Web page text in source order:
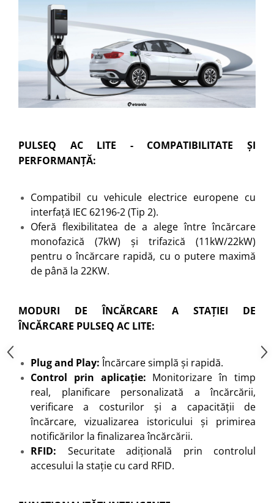
PULSEQ AC LITE - COMPATIBILITATE ȘI
PERFORMANȚĂ:
Compatibil cu vehicule electrice europene cu
interfață IEC 62196-2 (Tip 2).
Oferă flexibilitatea de a alege între încărcare
monofazică (7kW) și trifazică (11kW/22kW)
pentru o încărcare rapidă, cu o putere maximă
de până la 22KW.
MODURI DE ÎNCĂRCARE A STAȚIEI DE
ÎNCĂRCARE PULSEQ AC LITE:
Plug and Play:Încărcare simplă și rapidă.
Control prin aplicație: Monitorizare în timp
real, planificare personalizată a încărcării,
verificare a costurilor și a capacității de
încărcare, vizualizarea istoricului și primirea
notificărilor la finalizarea încărcării.
RFID: Securitate adițională prin controlul
accesului la stație cu card RFID.